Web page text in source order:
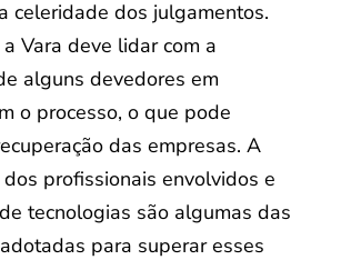
celeridade dos julgamentos.
Vara deve lidar com a
alguns devedores em
o processo, o que pode
das empresas. A
profissionais envolvidos e
tecnologias são algumas das
para superar esses